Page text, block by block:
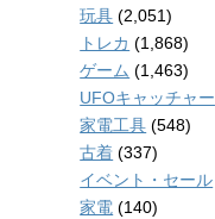
玩具 (2,051)
トレカ (1,868)
ゲーム (1,463)
UFOキャッチャー
家電工具 (548)
古着 (337)
イベント・セール
家電 (140)